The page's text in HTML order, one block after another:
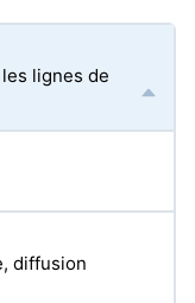
lignes de
diffusion